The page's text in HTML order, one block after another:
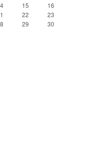
15
16
22
23
29
30